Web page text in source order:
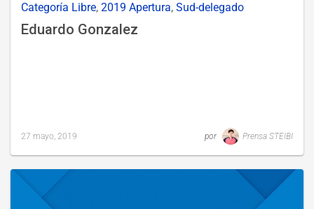
Categoría Libre, 2019 Apertura, Sud-delegado
Eduardo Gonzalez
mayo,
2019
27 mayo, 2019 por Prensa STEIBI